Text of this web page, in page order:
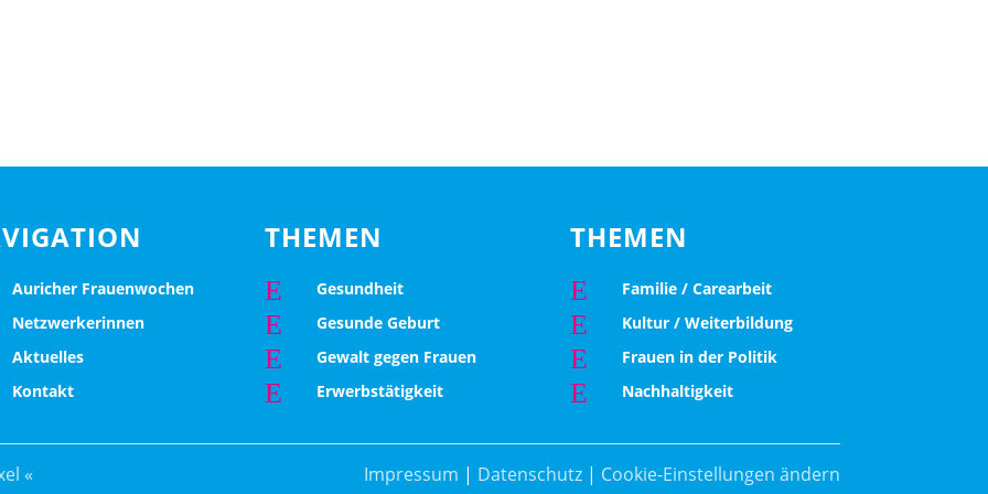
Auricher Frauenwochen
Netzwerkerinnen
Aktuelles
Kontakt
THEMEN
E Gesundheit
E Gesunde Geburt
E Gewalt gegen Frauen
E Erwerbstätigkeit
THEMEN
E Familie / Carearbeit
E Kultur / Weiterbildung
E Frauen in der Politik
E Nachhaltigkeit
« Impressum | Datenschutz| Cookie-Einstellungen ändern